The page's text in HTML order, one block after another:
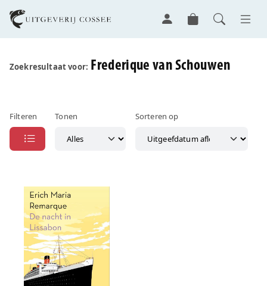
Zoekresultaat voor: Frederique van Schouwen
Filteren Tonen Sorteren op